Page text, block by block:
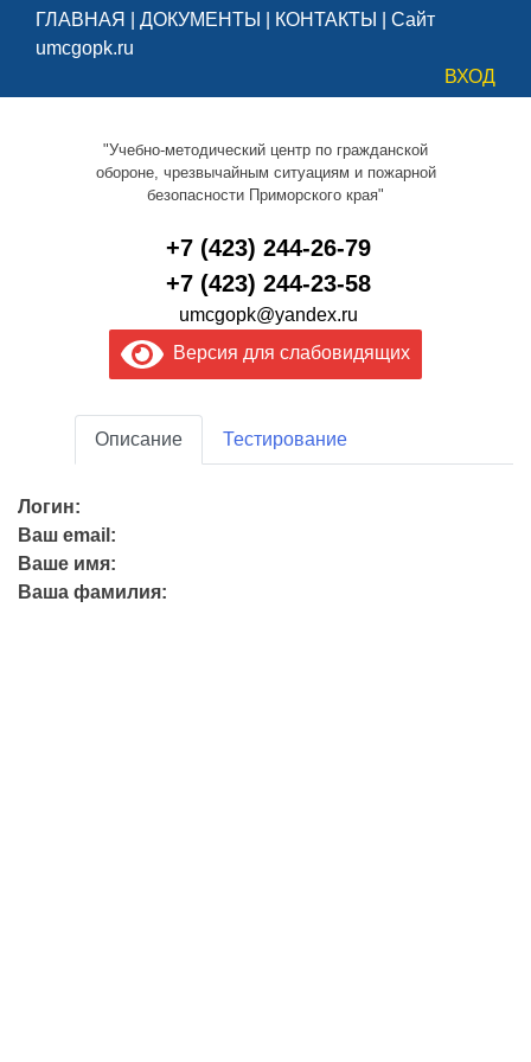
ГЛАВНАЯ ДОКУМЕНТЫ КОНТАКТЫ
Сайт
umcgopk.ru
ВХОД
"Учебно-методический центр по гражданской
обороне, чрезвычайным ситуациям и пожарной
безопасности Приморского края"
+7 (423) 244-26-79
+7 (423) 244-23-58
umcgopk@yandex.ru
Версия для слабовидящих
Описание Тестирование
Логин:
Ваш email:
Ваше имя:
Ваша фамилия: